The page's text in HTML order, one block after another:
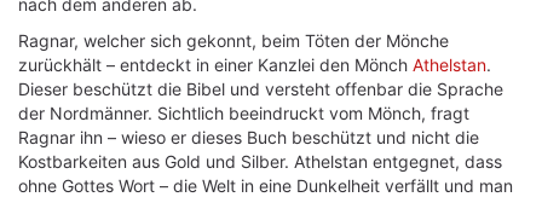
nach dem anderen ab.
Ragnar, welcher sich gekonnt, beim Töten der Mönche
zurückhält – entdeckt in einer Kanzlei den Mönch Athelstan.
Dieser beschützt die Bibel und versteht offenbar die Sprache
der Nordmänner. Sichtlich beeindruckt vom Mönch, fragt
Ragnar ihn – wieso er dieses Buch beschützt und nicht die
Kostbarkeiten aus Gold und Silber. Athelstan entgegnet, dass
ohne Gottes Wort – die Welt in eine Dunkelheit verfällt und man